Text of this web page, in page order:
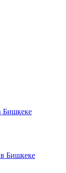
Бишкеке
Бишкеке